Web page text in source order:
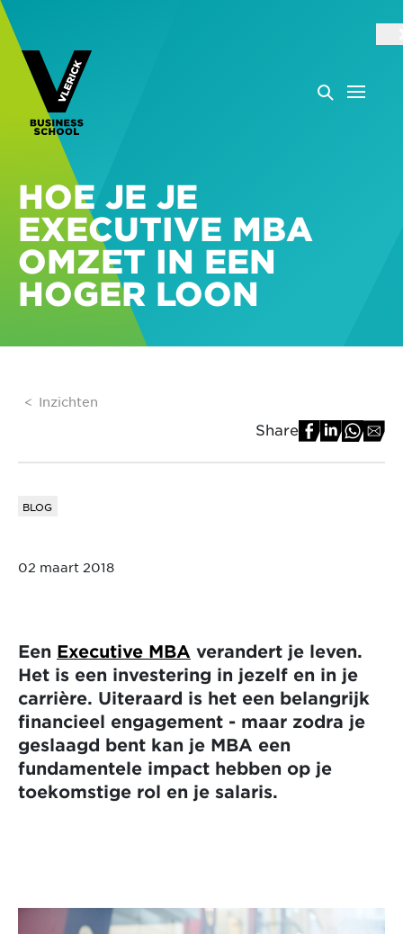
HOE JE JE
EXECUTIVE MBA
OMZET IN EEN
HOGER LOON
Inzichten
Share
BLOG
02 maart 2018
Een Executive MBA verandert je leven.
Het is een investering in jezelf en in je
carrière. Uiteraard is het een belangrijk
financieel engagement - maar zodra je
geslaagd bent kan je MBA een
fundamentele impact hebben op je
toekomstige rol en je salaris.